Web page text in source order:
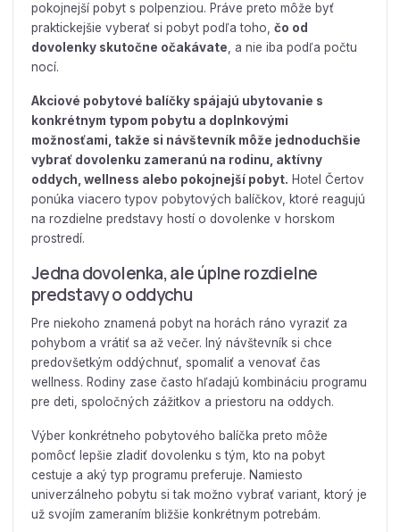
pokojnejší pobyt s polpenziou. Práve preto môže byť
praktickejšie vyberať si pobyt podľa toho, čo od
dovolenky skutočne očakávate , a nie iba podľa počtu
nocí.
Akciové pobytové balíčky spájajú ubytovanie s
konkrétnym typom pobytu a doplnkovými
možnosťami, takže si návštevník môže jednoduchšie
vybrať dovolenku zameranú na rodinu, aktívny
oddych, wellness alebo pokojnejší pobyt. Hotel Čertov
ponúka viacero typov pobytových balíčkov, ktoré reagujú
na rozdielne predstavy hostí o dovolenke v horskom
prostredí.
Jedna dovolenka, ale úplne rozdielne
predstavy o oddychu
Pre niekoho znamená pobyt na horách ráno vyraziť za
pohybom a vrátiť sa až večer. Iný návštevník si chce
predovšetkým oddýchnuť, spomaliť a venovať čas
wellness. Rodiny zase často hľadajú kombináciu programu
pre deti, spoločných zážitkov a priestoru na oddych.
Výber konkrétneho pobytového balíčka preto môže
pomôcť lepšie zladiť dovolenku s tým, kto na pobyt
cestuje a aký typ programu preferuje. Namiesto
univerzálneho pobytu si tak možno vybrať variant, ktorý je
už svojím zameraním bližšie konkrétnym potrebám.